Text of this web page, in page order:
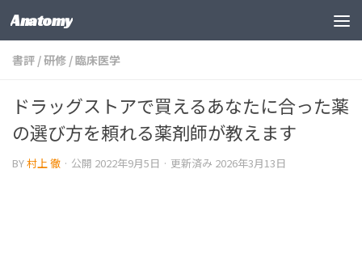
コンテンツの下
Anatomy
書評 /研修 /臨床医学
ドラッグストアで買えるあなたに合った薬
の選び方を頼れる薬剤師が教えます
BY村上 徹 · 公開 2022年9月5日 · 更新済み 2026年3月13日